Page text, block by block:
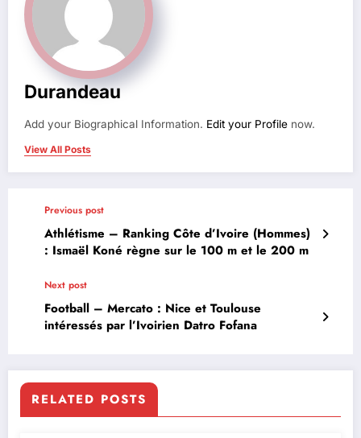
Durandeau
Add your Biographical Information. Edit your Profile now.
View All Posts
Previous post
Athlétisme – Ranking Côte d’Ivoire (Hommes)
: Ismaël Koné règne sur le 100 m et le 200 m
Next post
Football – Mercato : Nice et Toulouse
intéressés par l’Ivoirien Datro Fofana
RELATED POSTS